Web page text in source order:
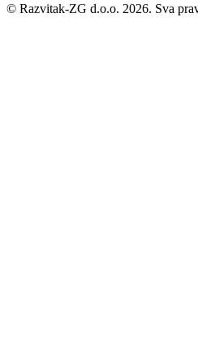
© Razvitak-ZG d.o.o. 2026. Sva